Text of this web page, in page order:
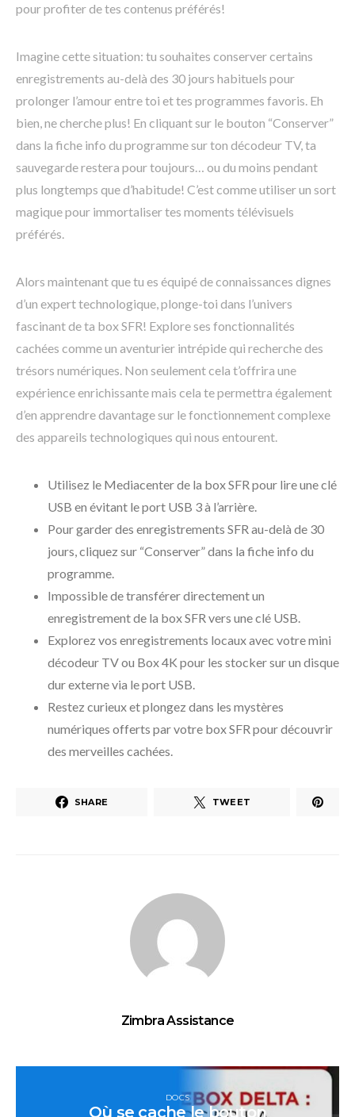
pour profiter de tes contenus préférés!
Imagine cette situation: tu souhaites conserver certains
enregistrements au-delà des 30 jours habituels pour
prolonger l’amour entre toi et tes programmes favoris. Eh
bien, ne cherche plus! En cliquant sur le bouton “Conserver”
dans la fiche info du programme sur ton décodeur TV, ta
sauvegarde restera pour toujours… ou du moins pendant
plus longtemps que d’habitude! C’est comme utiliser un sort
magique pour immortaliser tes moments télévisuels
préférés.
Alors maintenant que tu es équipé de connaissances dignes
d’un expert technologique, plonge-toi dans l’univers
fascinant de ta box SFR! Explore ses fonctionnalités
cachées comme un aventurier intrépide qui recherche des
trésors numériques. Non seulement cela t’offrira une
expérience enrichissante mais cela te permettra également
d’en apprendre davantage sur le fonctionnement complexe
des appareils technologiques qui nous entourent.
Utilisez le Mediacenter de la box SFR pour lire une clé
USB en évitant le port USB 3 à l’arrière.
Pour garder des enregistrements SFR au-delà de 30
jours, cliquez sur “Conserver” dans la fiche info du
programme.
Impossible de transférer directement un
enregistrement de la box SFR vers une clé USB.
Explorez vos enregistrements locaux avec votre mini
décodeur TV ou Box 4K pour les stocker sur un disque
dur externe via le port USB.
Restez curieux et plongez dans les mystères
numériques offerts par votre box SFR pour découvrir
des merveilles cachées.
SHARE TWEET
Zimbra Assistance
DOCS
Où se cache le bouton